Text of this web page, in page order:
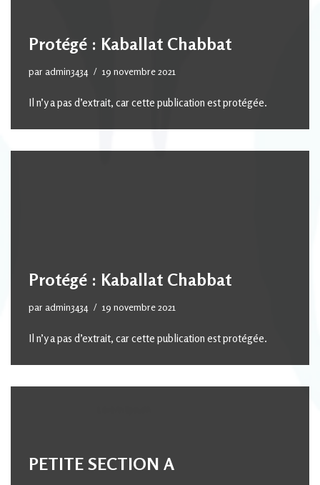
Protégé : Kaballat Chabbat
par admin3434 19 novembre 2021
Il n’y a pas d’extrait, car cette publication est protégée.
Protégé : Kaballat Chabbat
par admin3434 19 novembre 2021
Il n’y a pas d’extrait, car cette publication est protégée.
PETITE SECTION A